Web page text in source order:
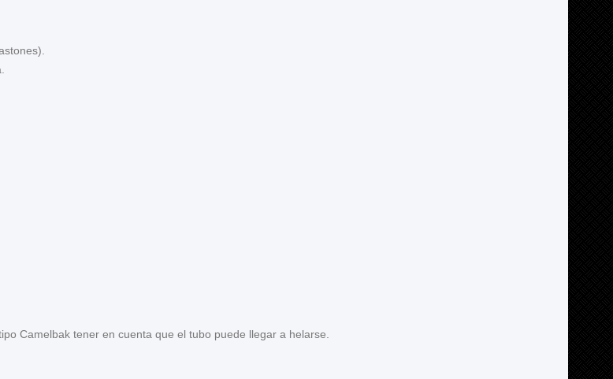
Camelbak tener en cuenta que el tubo puede llegar a helarse.